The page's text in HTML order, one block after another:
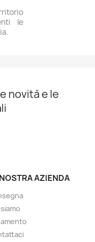
le
novità e le
AZIENDA